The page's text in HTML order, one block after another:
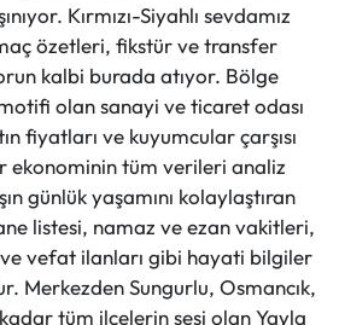
Kırmızı-Siyahlı sevdamız
özetleri, fikstür ve transfer
kalbi burada atıyor. Bölge
olan sanayi ve ticaret odası
fiyatları ve kuyumcular çarşısı
ekonominin tüm verileri analiz
günlük yaşamını kolaylaştıran
listesi, namaz ve ezan vakitleri,
vefat ilanları gibi hayati bilgiler
Merkezden Sungurlu, Osmancık,
tüm ilçelerin sesi olan Yayla